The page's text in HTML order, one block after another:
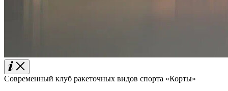
Современный клуб ракеточных видов спорта «Корты»